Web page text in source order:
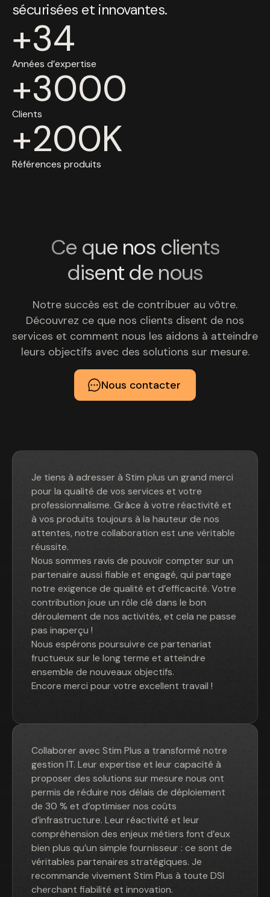
sécurisées et innovantes.
+34
Années d’expertise
+3000
Clients
+200K
Références produits
Ce que nos clients
disent de nous
Notre succès est de contribuer au vôtre.
Découvrez ce que nos clients disent de nos
services et comment nous les aidons à atteindre
leurs objectifs avec des solutions sur mesure.
Nous contacter
Je tiens à adresser à Stim plus un grand merci
pour la qualité de vos services et votre
professionnalisme. Grâce à votre réactivité et
à vos produits toujours à la hauteur de nos
attentes, notre collaboration est une véritable
réussite.
Nous sommes ravis de pouvoir compter sur un
partenaire aussi fiable et engagé, qui partage
notre exigence de qualité et d’efficacité. Votre
contribution joue un rôle clé dans le bon
déroulement de nos activités, et cela ne passe
pas inaperçu !
Nous espérons poursuivre ce partenariat
fructueux sur le long terme et atteindre
ensemble de nouveaux objectifs.
Encore merci pour votre excellent travail !
Collaborer avec Stim Plus a transformé notre
gestion IT. Leur expertise et leur capacité à
proposer des solutions sur mesure nous ont
permis de réduire nos délais de déploiement
de 30 % et d’optimiser nos coûts
d’infrastructure. Leur réactivité et leur
compréhension des enjeux métiers font d’eux
bien plus qu’un simple fournisseur : ce sont de
véritables partenaires stratégiques. Je
recommande vivement Stim Plus à toute DSI
cherchant fiabilité et innovation.